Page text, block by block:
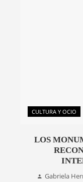
CULTURA Y OCIO
LOS
Gabriela